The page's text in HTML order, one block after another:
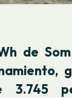
de
3.745